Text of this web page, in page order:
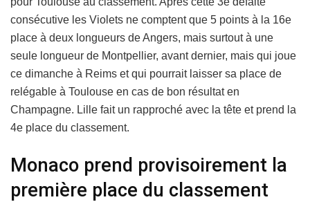
consécutive les Violets ne comptent que 5 points à la 16e
place à deux longueurs de Angers, mais surtout à une
seule longueur de Montpellier, avant dernier, mais qui joue
ce dimanche à Reims et qui pourrait laisser sa place de
relégable à Toulouse en cas de bon résultat en
Champagne. Lille fait un rapproché avec la tête et prend la
4e place du classement.
Monaco prend provisoirement la
première place du classement